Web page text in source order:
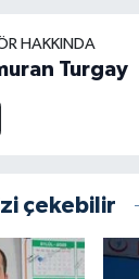
HAKKINDA
Turgay
çekebilir